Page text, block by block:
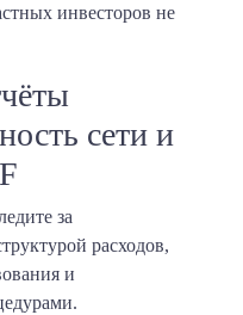
инвесторов не
сети и
за
расходов,
и